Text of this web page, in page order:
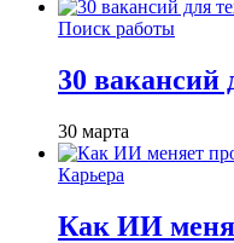
Поиск работы
30 вакансий
30 марта
Карьера
Как ИИ